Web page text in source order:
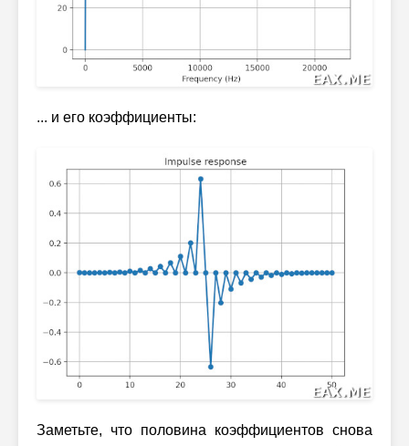
... и его коэффициенты:
Заметьте, что половина коэффициентов снова